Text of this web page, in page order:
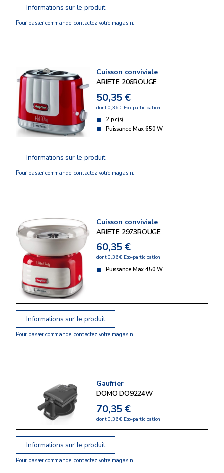
Informations sur le produit
Pour passer commande, contactez votre magasin.
Cuisson conviviale
ARIETE 206ROUGE
50,35 €
dont 0,36 € Eco-participation
2 pic(s)
Puissance Max 650 W
Informations sur le produit
Pour passer commande, contactez votre magasin.
Cuisson conviviale
ARIETE 2973ROUGE
60,35 €
dont 0,36 € Eco-participation
Puissance Max 450 W
Informations sur le produit
Pour passer commande, contactez votre magasin.
Gaufrier
DOMO DO9224W
70,35 €
dont 0,36 € Eco-participation
Informations sur le produit
Pour passer commande, contactez votre magasin.